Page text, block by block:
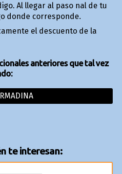
Al llegar al paso final de tu
donde corresponde.
el descuento de la
anteriores que tal vez
te interesan: